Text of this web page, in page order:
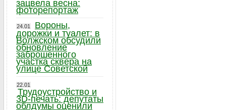
зацвела весна:
фоторепортаж
24.01
Вороны,
дорожки и туалет: в
Волжском обсудили
обновление
заброшенного
участка сквера на
улице Советской
22.01
Трудоустройство и
3D-печать: депутаты
облдумы оценили